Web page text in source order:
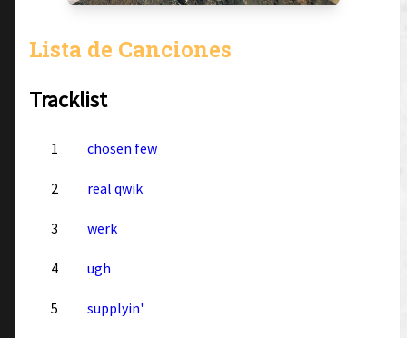
Lista de Canciones
Tracklist
1 chosen few
2 real qwik
3 werk
4 ugh
5 supplyin'